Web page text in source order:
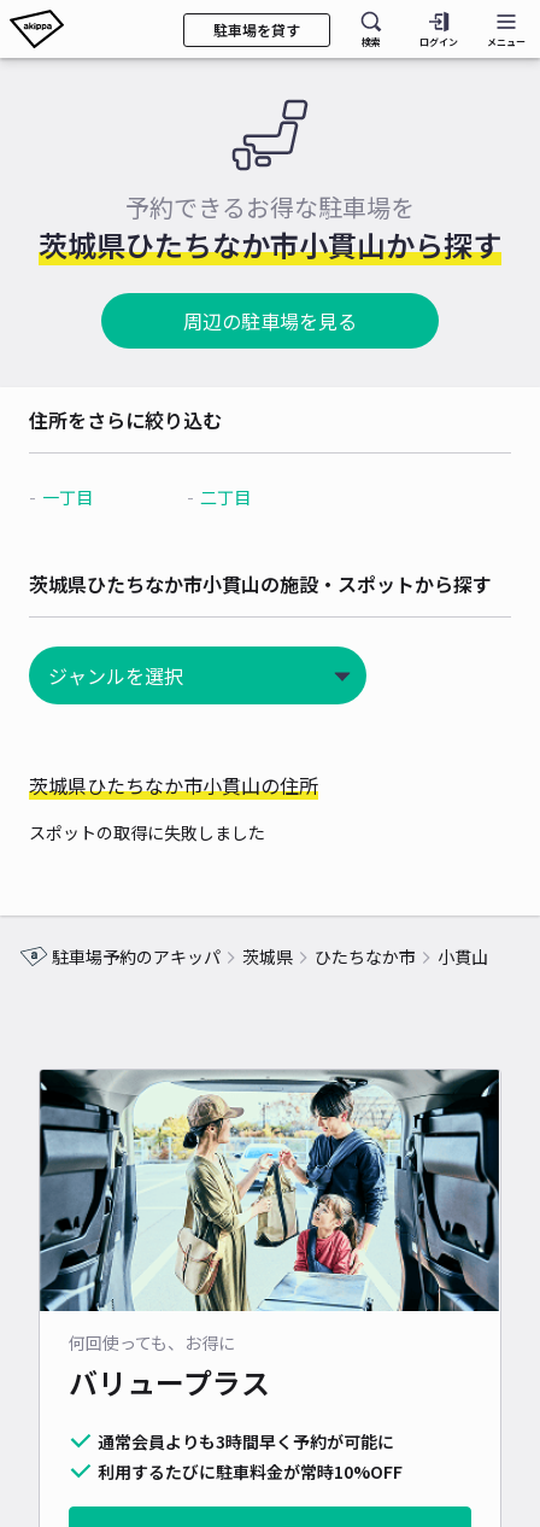
駐車場を貸す
検索 ログイン メニュー
予約できるお得な駐車場を
茨城県ひたちなか市小貫山から探す
周辺の駐車場を見る
住所をさらに絞り込む
一丁目 二丁目
茨城県ひたちなか市小貫山の施設・スポットから探す
茨城県ひたちなか市小貫山の住所
スポットの取得に失敗しました
駐車場予約のアキッパ 茨城県 ひたちなか市 小貫山
何回使っても、お得に
バリュープラス
通常会員よりも3時間早く予約が可能に
利用するたびに駐車料金が常時10%OFF